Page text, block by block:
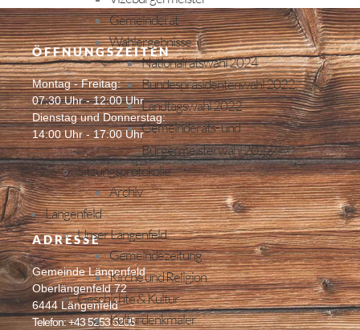
Gemeinderat
Wahlergebnisse
Nationalratswahl 2024
Bundespräsidentenwahl 2022
Landtagswahl 2022
Gemeinderats- und
Bürgermeisterwahl 2022
Sitzungsprotokolle
Archiv
Längenfeld
Unser Längenfeld
Gemeindezeitung
Kirche und Religion
Geschichte & Kultur
Kulturdenkmäler
ÖFFNUNGSZEITEN
Montag - Freitag:
07:30 Uhr - 12:00 Uhr
Dienstag und Donnerstag:
14:00 Uhr - 17:00 Uhr
ADRESSE
Gemeinde Längenfeld
Oberlängenfeld 72
6444 Längenfeld
Telefon: +43 5253 5205